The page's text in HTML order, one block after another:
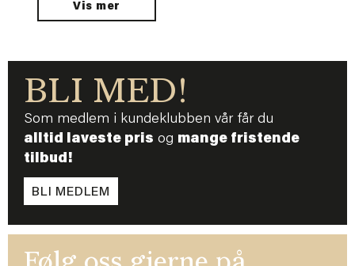
Vis mer
BLI MED!
Som medlem i kundeklubben vår får du
alltid laveste pris og mange fristende
tilbud!
BLI MEDLEM